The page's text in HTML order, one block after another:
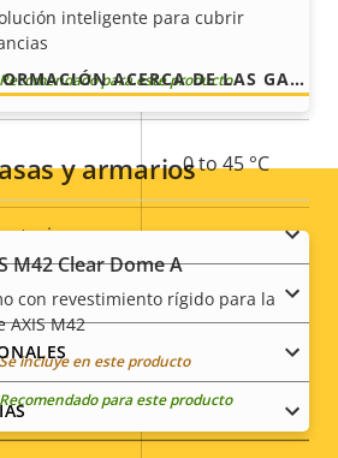
local
de
0 to 45 °C
–
IK08
inteligente para cubrir
Recomendado para este producto
y armarios
M42 Clear Dome A
con revestimiento rígido para la
AXIS M42
Se incluye en este producto
Recomendado para este producto
OBTENGA MÁS INFORMACIÓN ACERCA DE LAS GARANTÍAS DE AXIS